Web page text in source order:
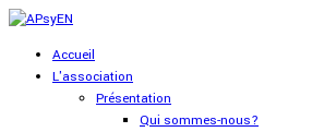
Accueil
L'association
Présentation
Qui sommes-nous?